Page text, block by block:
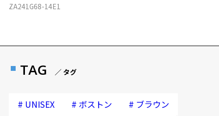
ZA241G68-14E1
TAG ／ タグ
# UNISEX # ボストン # ブラウン